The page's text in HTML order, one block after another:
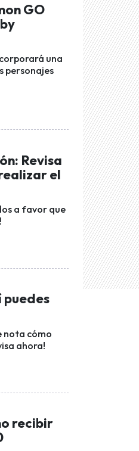
GO
una
personajes
Revisa
el
a favor que
puedes
nota cómo
ahora!
recibir